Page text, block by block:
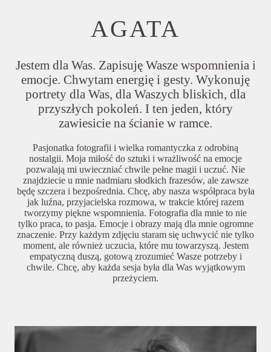
AGATA
Jestem dla Was. Zapisuję Wasze wspomnienia i
emocje. Chwytam energię i gesty. Wykonuję
portrety dla Was, dla Waszych bliskich, dla
przyszłych pokoleń. I ten jeden, który
zawiesicie na ścianie w ramce.
Pasjonatka fotografii i wielka romantyczka z odrobiną
nostalgii. Moja miłość do sztuki i wrażliwość na emocje
pozwalają mi uwieczniać chwile pełne magii i uczuć. Nie
znajdziecie u mnie nadmiaru słodkich frazesów, ale zawsze
będę szczera i bezpośrednia. Chcę, aby nasza współpraca była
jak luźna, przyjacielska rozmowa, w trakcie której razem
tworzymy piękne wspomnienia. Fotografia dla mnie to nie
tylko praca, to pasja. Emocje i obrazy mają dla mnie ogromne
znaczenie. Przy każdym zdjęciu staram się uchwycić nie tylko
moment, ale również uczucia, które mu towarzyszą. Jestem
empatyczną duszą, gotową zrozumieć Wasze potrzeby i
chwile. Chcę, aby każda sesja była dla Was wyjątkowym
przeżyciem.